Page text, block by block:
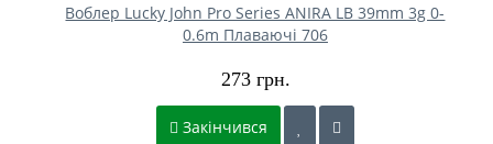
Воблер Lucky John Pro Series ANIRA LB 39mm 3g 0-
0.6m Плаваючі 706
273 грн.
Закінчився